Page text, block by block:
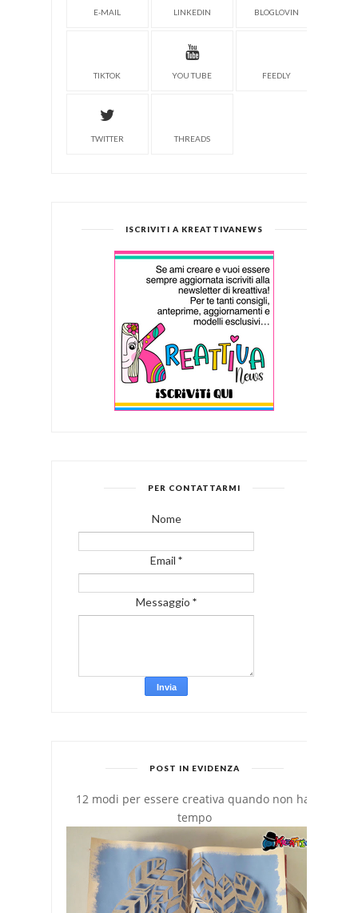
E-MAIL LINKEDIN BLOGLOVIN
TIKTOK YOU TUBE FEEDLY
TWITTER THREADS
ISCRIVITI A KREATTIVANEWS
PER CONTATTARMI
Nome
Email *
Messaggio *
POST IN EVIDENZA
12 modi per essere creativa quando non hai
tempo